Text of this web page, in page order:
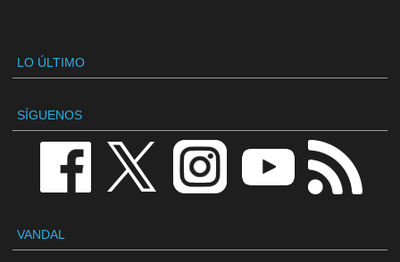
LO ÚLTIMO
SÍGUENOS
VANDAL